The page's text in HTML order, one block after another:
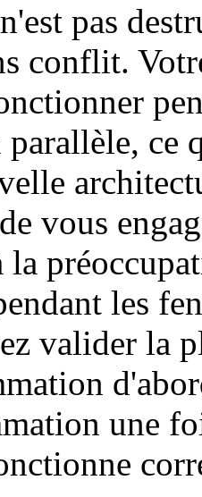
pas
conflit.
ce
vous
la
les
valider la
une